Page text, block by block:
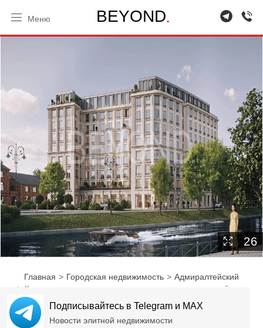
BEYOND.
Меню
26
Главная
Городская недвижимость
Адмиралтейский
Квартира для примы в элегантном доме с английским
КВАРТИРА ДЛЯ ПРИМЫ В
Подписывайтесь в Telegram и MAX
Новости элитной недвижимости